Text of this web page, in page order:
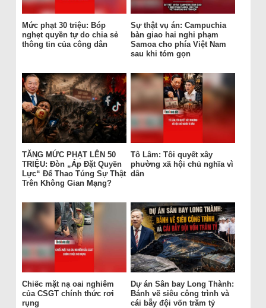
Mức phạt 30 triệu: Bóp
nghẹt quyền tự do chia sẻ
thông tin của công dân
Sự thật vụ án: Campuchia
bàn giao hai nghi phạm
Samoa cho phía Việt Nam
sau khi tóm gọn
TĂNG MỨC PHẠT LÊN 50
TRIỆU: Đòn „Áp Đặt Quyền
Lực“ Để Thao Túng Sự Thật
Trên Không Gian Mạng?
Tô Lâm: Tôi quyết xây
phường xã hội chủ nghĩa vì
dân
Chiếc mặt nạ oai nghiêm
của CSGT chính thức rơi
rụng
Dự án Sân bay Long Thành:
Bánh vẽ siêu công trình và
cái bẫy đội vốn trăm tỷ